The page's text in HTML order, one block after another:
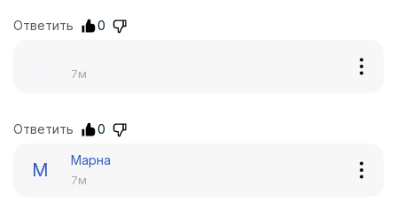
Ответить 0
7м
Ответить 0
М Марна
7м